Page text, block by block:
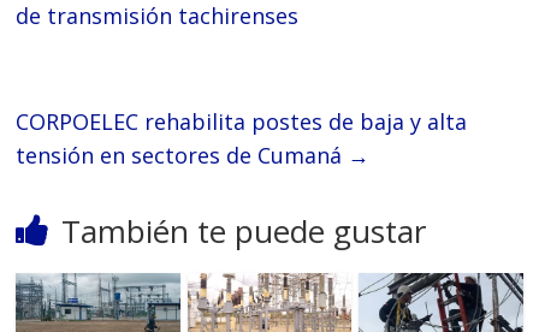
de transmisión tachirenses
CORPOELEC rehabilita postes de baja y alta
tensión en sectores de Cumaná →
También te puede gustar